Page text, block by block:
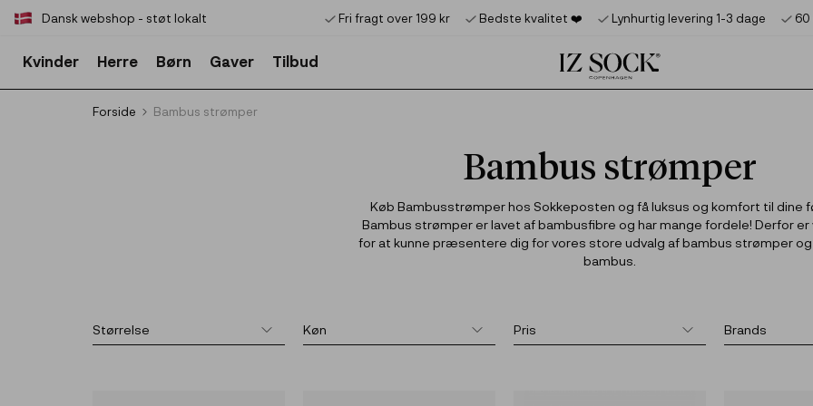
Dansk webshop - støt lokalt Fri fragt over 199 kr Bedste kvalitet ❤️‍ Lynhurtig levering 1-3 dage
Kvinder Herre Børn Gaver Tilbud
Forside Bambus strømper
Bambus strømper
Køb Bambusstrømper hos Sokkeposten og få luksus og komfort til dine
Bambus strømper er lavet af bambusfibre og har mange fordele! Derfor er
for at kunne præsentere dig for vores store udvalg af bambus strømper og
bambus.
Product added to the cart
Product deleted from the cart